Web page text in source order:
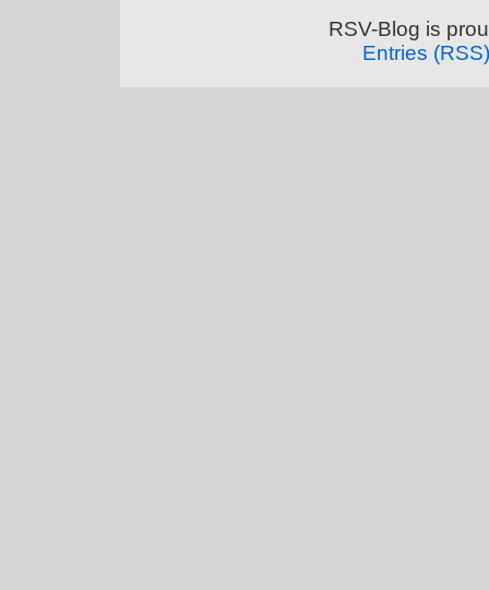
RSV-Blog is
Entries (RSS)